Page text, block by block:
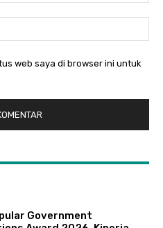
web saya di browser ini untuk
Government